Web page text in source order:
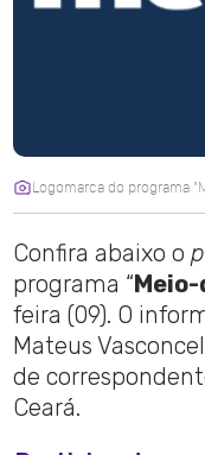
Logomarca do programa
Confira abaixo o
programa “
feira (09). O
Mateus
de
Ceará.